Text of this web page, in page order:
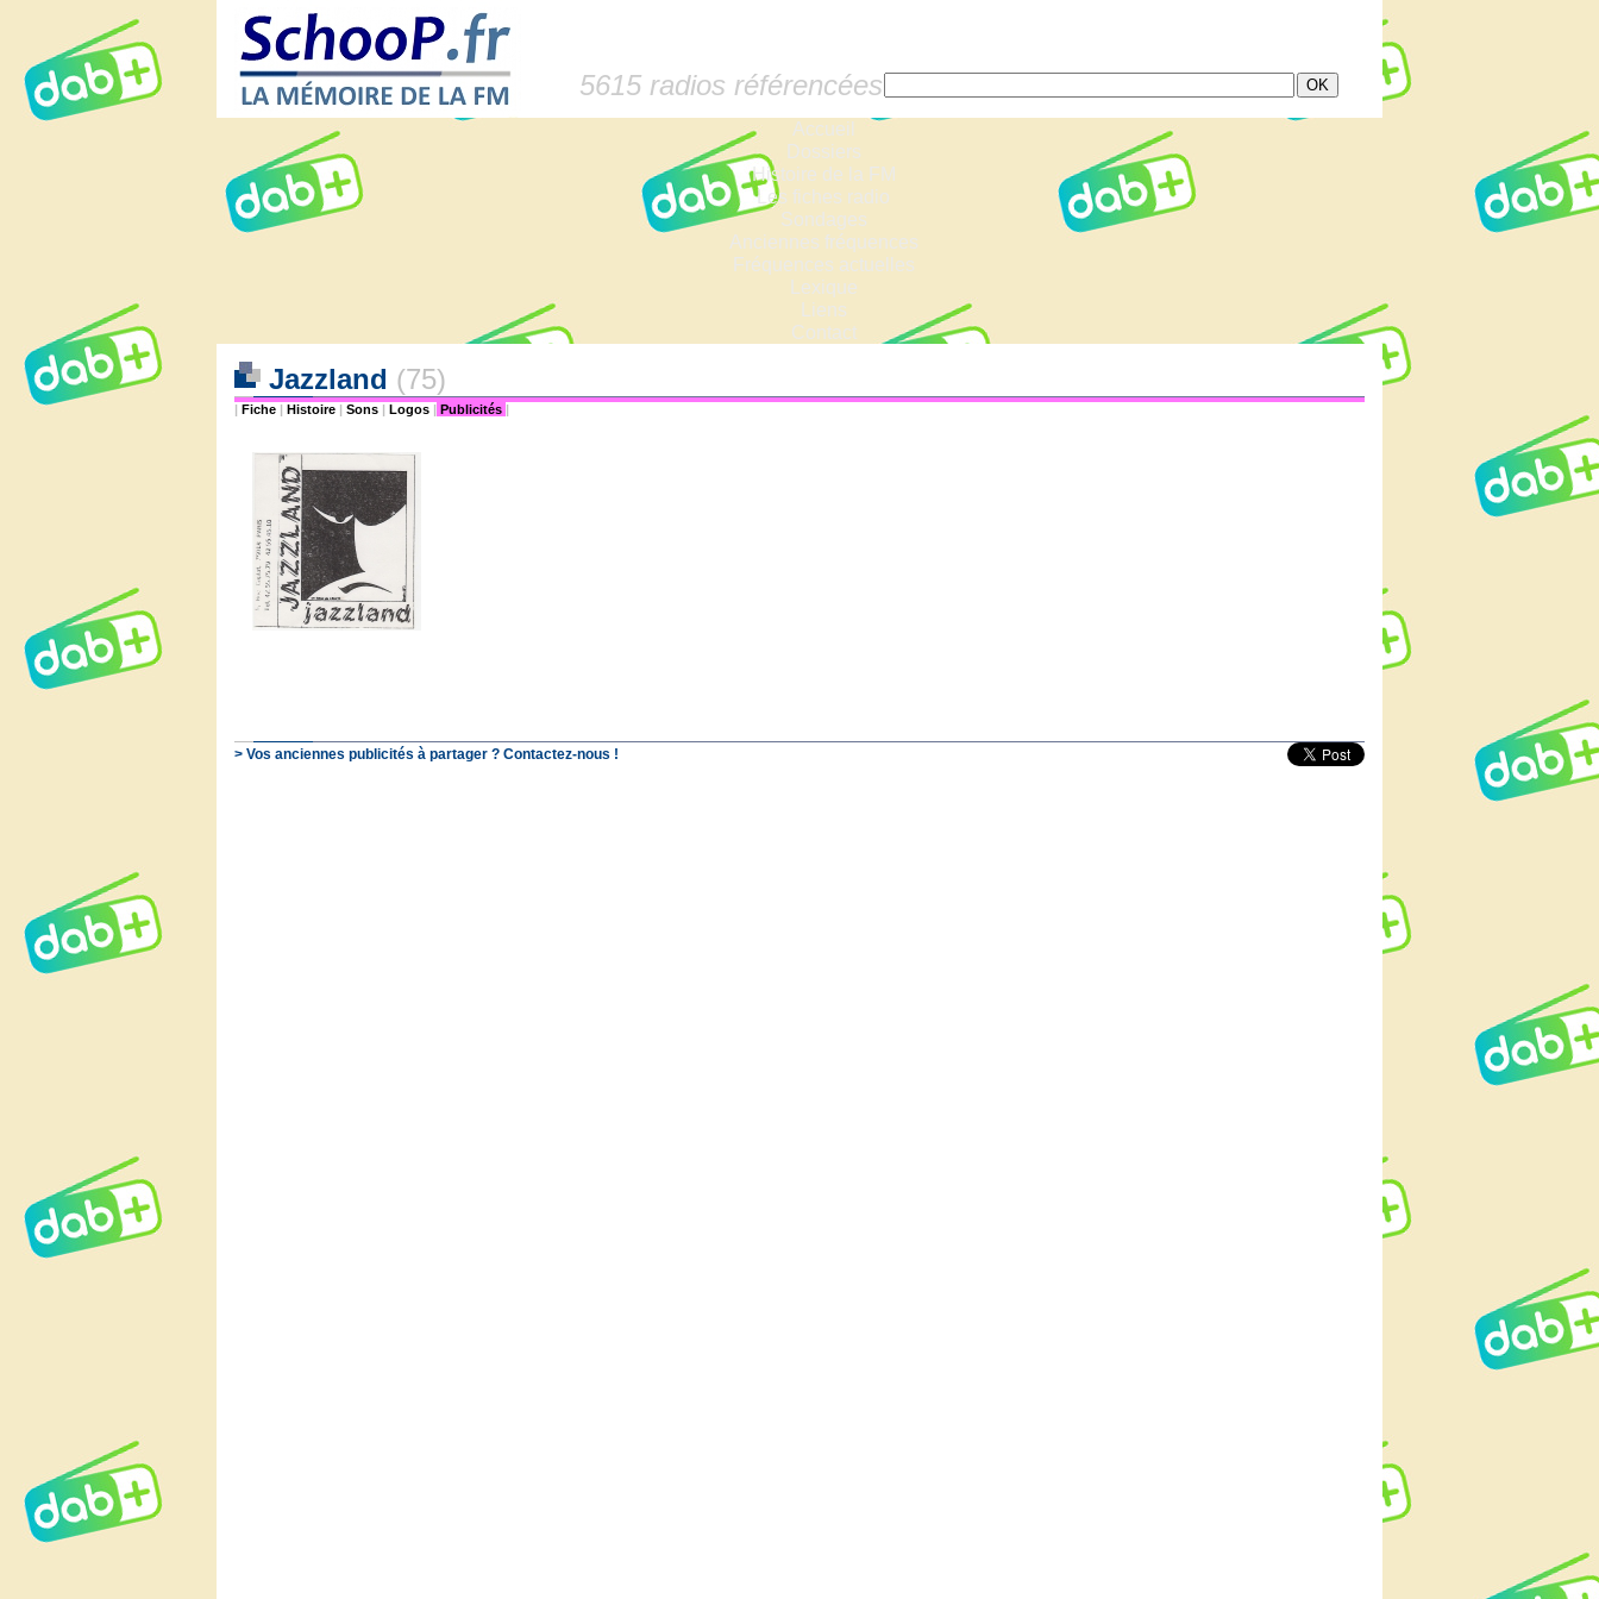
5615 radios référencées
Accueil
Dossiers
Histoire de la FM
Les fiches radio
Sondages
Anciennes fréquences
Fréquences actuelles
Lexique
Liens
Contact
Jazzland (75)
| Fiche | Histoire | Sons | Logos | Publicités |
> Vos anciennes publicités à partager ? Contactez-nous !